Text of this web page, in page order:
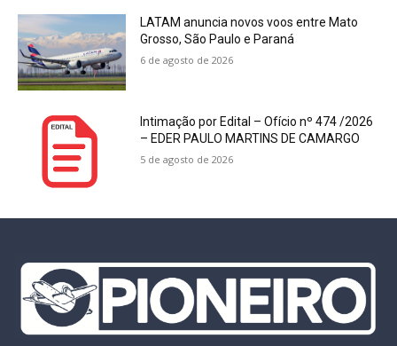
LATAM anuncia novos voos entre Mato
Grosso, São Paulo e Paraná
6 de agosto de 2026
Intimação por Edital – Ofício nº 474 /2026
– EDER PAULO MARTINS DE CAMARGO
5 de agosto de 2026